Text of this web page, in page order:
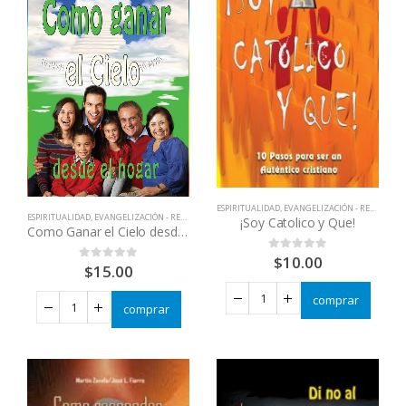
ESPIRITUALIDAD, EVANGELIZACIÓN - RENOVACIÓN LIBRERIA CATOLICA LIBROS QUE CAMBIAN
Como Ganar el Cielo desde el Hogar
out of 5
$15.00
comprar
ESPIRITUALIDAD, EVANGELIZACIÓN - RENOVACIÓN
¡Soy Catolico y Que!
out of 5
$10.00
comprar